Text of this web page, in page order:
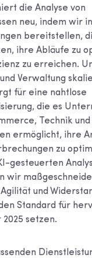
die Analyse von
neu, indem wir
bereitstellen,
ihre Abläufe zu
zu erreichen.
Verwaltung
für eine nahtlose
die es
Technik und
ermöglicht, ihre
zu
gesteuerten
wir
und
Standard für
2025 setzen.